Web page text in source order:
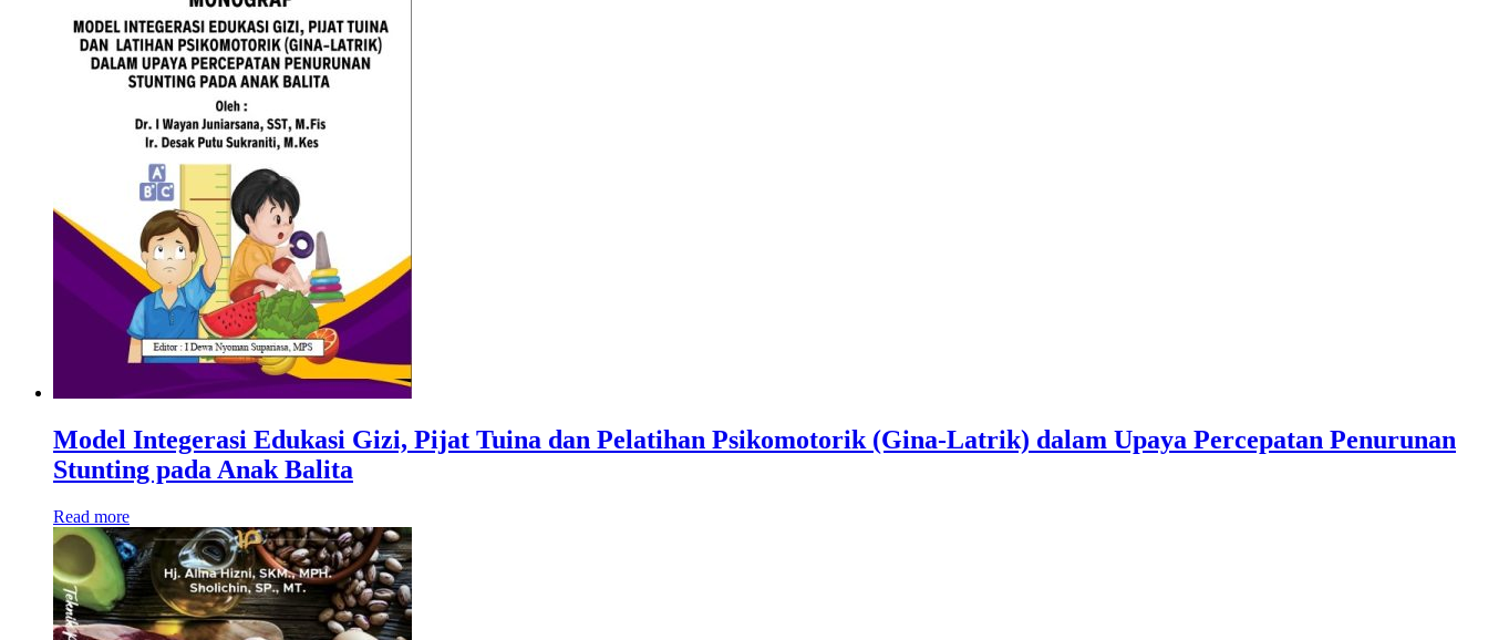
Model Integerasi Edukasi Gizi, Pijat Tuina dan Pelatihan Psikomotorik (Gina-Latrik) dalam Upaya Percepatan Penurunan
Stunting pada Anak Balita
Read more